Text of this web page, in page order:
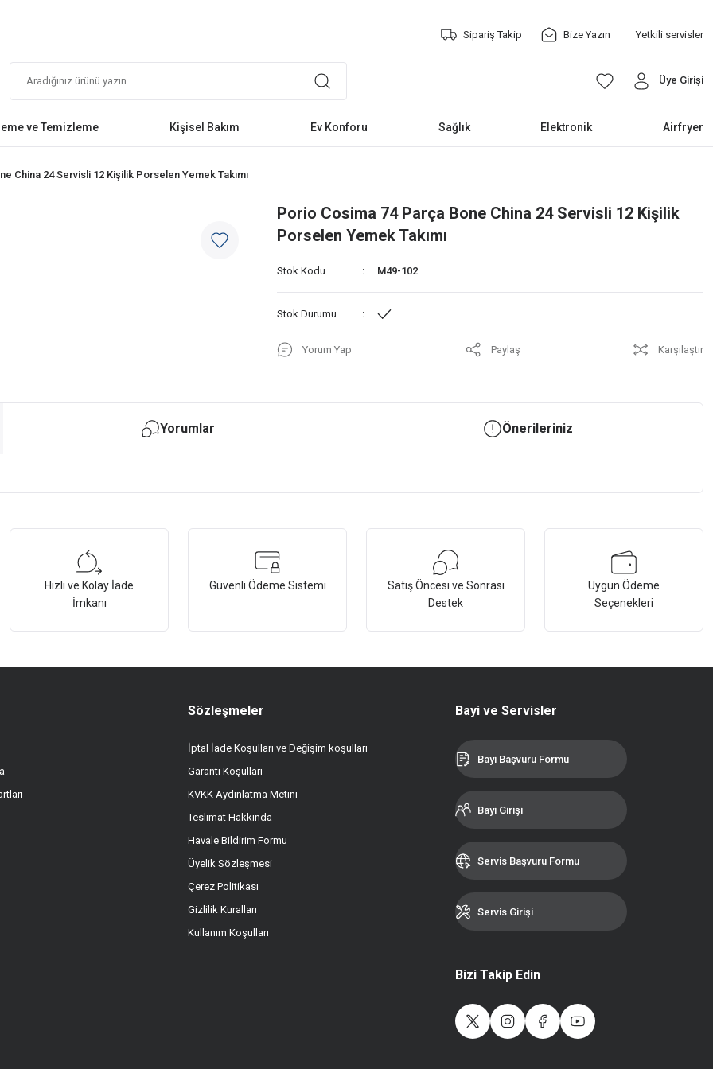
Sipariş Takip Bize Yazın Yetkili servisler
Üye Girişi
ve Temizleme Kişisel Bakım Ev Konforu Sağlık Elektronik Airfryer
China 24 Servisli 12 Kişilik Porselen Yemek Takımı
Porio Cosima 74 Parça Bone China 24 Servisli 12 Kişilik
Porselen Yemek Takımı
Stok Kodu M49-102
Stok Durumu
Yorum Yap Paylaş Karşılaştır
Yorumlar Önerileriniz
Gönder
Hızlı ve Kolay İade
İmkanı
Güvenli Ödeme Sistemi
Satış Öncesi ve Sonrası
Destek
Uygun Ödeme
Seçenekleri
Sözleşmeler
İptal İade Koşulları ve Değişim koşulları
Garanti Koşulları
KVKK Aydınlatma Metini
Teslimat Hakkında
Havale Bildirim Formu
Üyelik Sözleşmesi
Çerez Politikası
Gizlilik Kuralları
Kullanım Koşulları
Bayi ve Servisler
Bayi Başvuru Formu
Bayi Girişi
Servis Başvuru Formu
Servis Girişi
Bizi Takip Edin